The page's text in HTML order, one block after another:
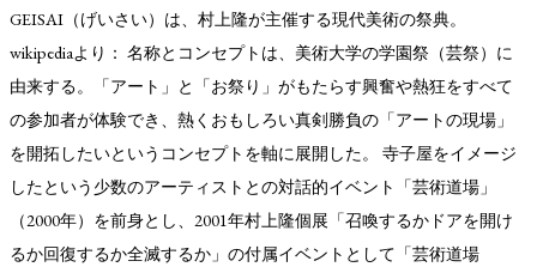
GEISAI（げいさい）は、村上隆が主催する現代美術の祭典。
wikipediaより： 名称とコンセプトは、美術大学の学園祭（芸祭）に
由来する。「アート」と「お祭り」がもたらす興奮や熱狂をすべて
の参加者が体験でき、熱くおもしろい真剣勝負の「アートの現場」
を開拓したいというコンセプトを軸に展開した。 寺子屋をイメージ
したという少数のアーティストとの対話的イベント「芸術道場」
（2000年）を前身とし、2001年村上隆個展「召喚するかドアを開け
るか回復するか全滅するか」の付属イベントとして「芸術道場